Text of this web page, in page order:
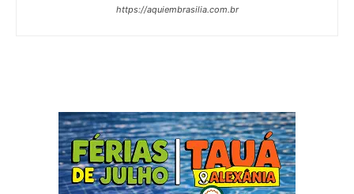
https://aquiembrasilia.com.br